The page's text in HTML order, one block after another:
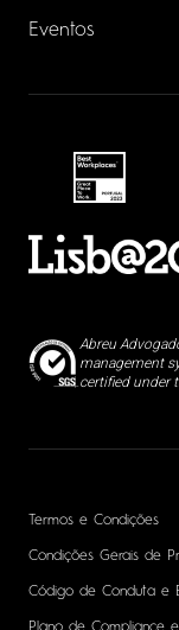
Eventos
Abreu
management
certified under
Termos e Condições
Condições Gerais de
Código de Conduta e